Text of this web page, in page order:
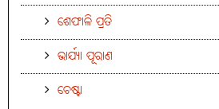
ଶେଫାଳି ପ୍ରତି
ଭାର୍ଯ୍ୟା ପୂରାଣ
ଚେଷ୍ଟା